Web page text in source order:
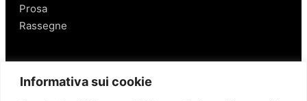
Informativa sui cookie
Prosa
Rassegne
Salerno